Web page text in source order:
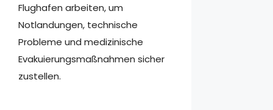
Flughafen arbeiten, um
Notlandungen, technische
Probleme und medizinische
Evakuierungsmaßnahmen sicher
zustellen.